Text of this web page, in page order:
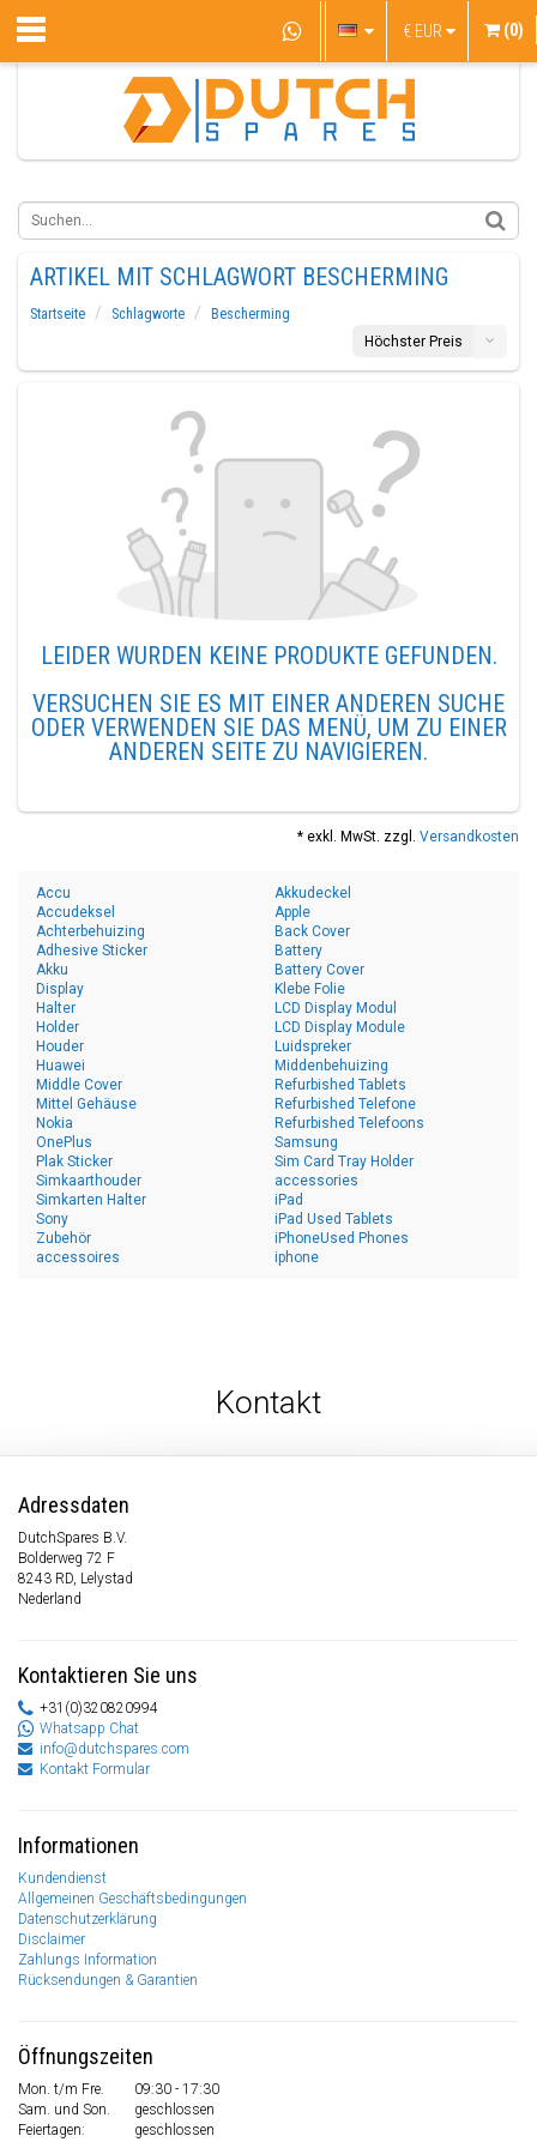
€ EUR (0)
ARTIKEL MIT SCHLAGWORT BESCHERMING
Startseite Schlagworte
Bescherming
Höchster Preis
LEIDER WURDEN KEINE PRODUKTE GEFUNDEN.
VERSUCHEN SIE ES MIT EINER ANDEREN SUCHE
ODER VERWENDEN SIE DAS MENÜ, UM ZU EINER
ANDEREN SEITE ZU NAVIGIEREN.
* exkl. MwSt. zzgl. Versandkosten
Accu
Accudeksel
Achterbehuizing
Adhesive Sticker
Akku
Akkudeckel
Apple
Back Cover
Battery
Battery Cover
Display
Halter
Holder
Houder
Huawei
Klebe Folie
LCD Display Modul
LCD Display Module
Luidspreker
Middenbehuizing
Middle Cover
Mittel Gehäuse
Nokia
OnePlus
Plak Sticker
Refurbished Tablets
Refurbished Telefone
Refurbished Telefoons
Samsung
Sim Card Tray Holder
Simkaarthouder
Simkarten Halter
Sony
Zubehör
accessoires
accessories
iPad
iPad Used Tablets
iPhoneUsed Phones
iphone
Kontakt
Adressdaten
DutchSpares B.V.
Bolderweg 72 F
8243 RD, Lelystad
Nederland
Kontaktieren Sie uns
+31(0)320820994
Whatsapp Chat
info@dutchspares.com
Kontakt Formular
Informationen
Kundendienst
Allgemeinen Geschäftsbedingungen
Datenschutzerklärung
Disclaimer
Zahlungs Information
Rücksendungen & Garantien
Öffnungszeiten
Mon. t/m Fre.
09:30 - 17:30
Sam. und Son.
geschlossen
Feiertagen:
geschlossen